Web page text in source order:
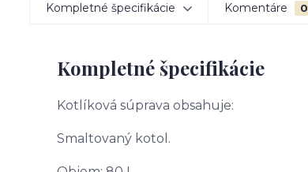
Kompletné špecifikácie Komentáre 0
Kompletné špecifikácie
Kotlíková súprava obsahuje:
Smaltovaný kotol.